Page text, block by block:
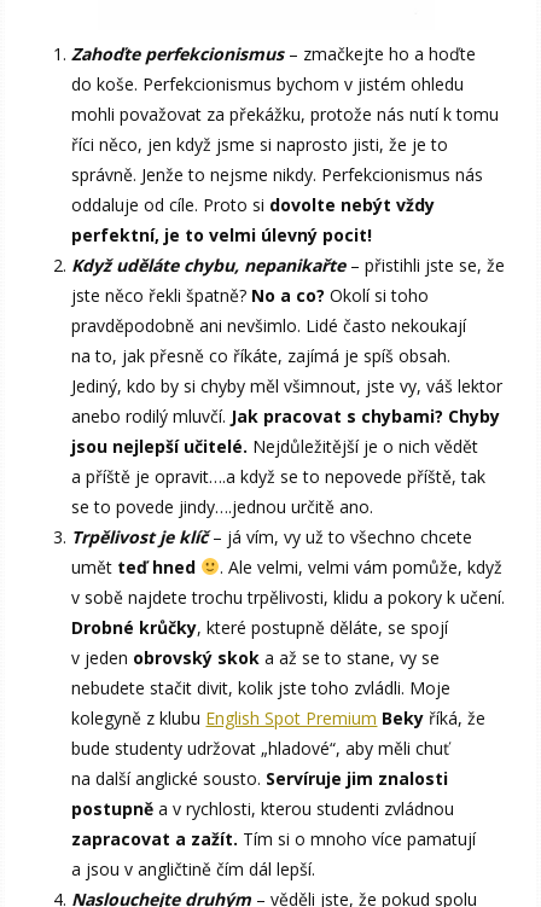
Zahoďte perfekcionismus – zmačkejte ho a hoďte
do koše. Perfekcionismus bychom v jistém ohledu
mohli považovat za překážku, protože nás nutí k tomu
říci něco, jen když jsme si naprosto jisti, že je to
správně. Jenže to nejsme nikdy. Perfekcionismus nás
oddaluje od cíle. Proto si dovolte nebýt vždy
perfektní, je to velmi úlevný pocit!
Když uděláte chybu, nepanikařte– přistihli jste se, že
jste něco řekli špatně? No a co? Okolí si toho
pravděpodobně ani nevšimlo. Lidé často nekoukají
na to, jak přesně co říkáte, zajímá je spíš obsah.
Jediný, kdo by si chyby měl všimnout, jste vy, váš lektor
anebo rodilý mluvčí. Jak pracovat s chybami? Chyby
jsou nejlepší učitelé. Nejdůležitější je o nich vědět
a příště je opravit….a když se to nepovede příště, tak
se to povede jindy….jednou určitě ano.
Trpělivost je klíč– já vím, vy už to všechno chcete
umět teď hned
. Ale velmi, velmi vám pomůže, když
v sobě najdete trochu trpělivosti, klidu a pokory k učení.
Drobné krůčky, které postupně děláte, se spojí
v jeden obrovský skok a až se to stane, vy se
nebudete stačit divit, kolik jste toho zvládli. Moje
kolegyně z klubu English Spot Premium Beky říká, že
bude studenty udržovat „hladové“, aby měli chuť
na další anglické sousto. Servíruje jim znalosti
postupně a v rychlosti, kterou studenti zvládnou
zapracovat a zažít. Tím si o mnoho více pamatují
a jsou v angličtině čím dál lepší.
Naslouchejte druhým – věděli jste, že pokud spolu